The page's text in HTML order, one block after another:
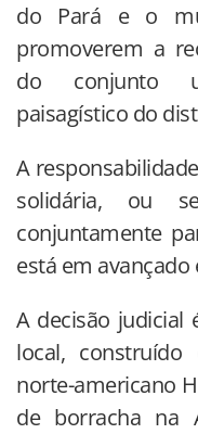
do Pará e o
promoverem a
do conjunto
paisagístico do
A
solidária, ou
conjuntamente
está em
A decisão judicial
local,
norte-americano
de borracha na